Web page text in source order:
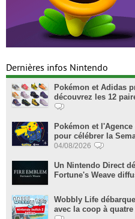
Dernières infos Nintendo
Pokémon et Adidas
découvrez les 12
Pokémon et
pour célébrer la
04/08/2026
Un Nintendo Direct
Fortune's Weave
Wobbly Life
avec la coop à